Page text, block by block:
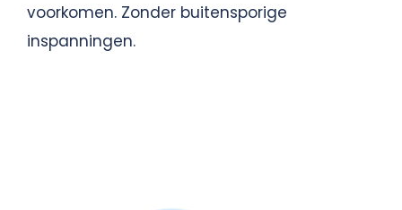
voorkomen. Zonder buitensporige
inspanningen.